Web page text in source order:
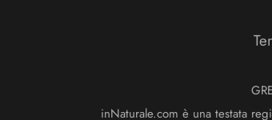
inNaturale.com è una testata